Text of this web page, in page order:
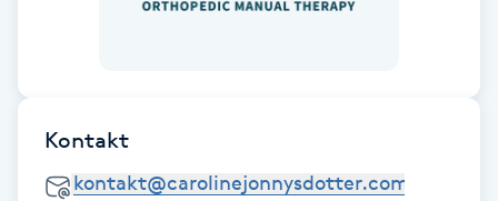
Fillers
Kontakt